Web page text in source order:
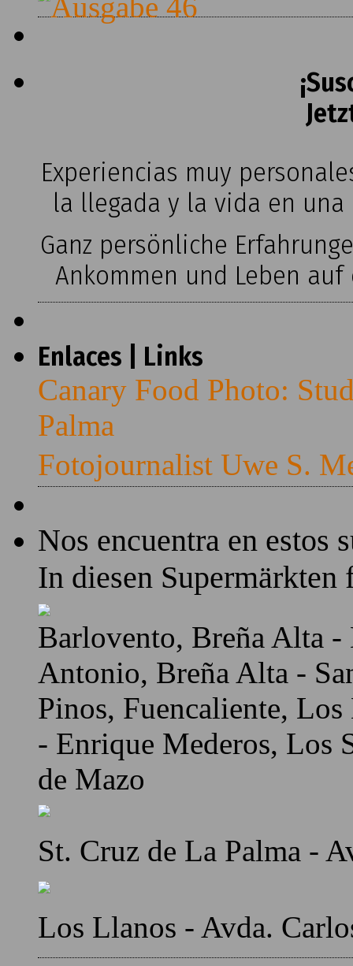
Experiencias muy
la llegada y la vida en
Ganz persönliche
Ankommen und Leben
Enlaces | Links
Canary Food Photo:
Palma
Fotojournalist Uwe S.
Nos encuentra en estos
In diesen Supermärkten
Barlovento, Breña Alta
Antonio, Breña Alta -
Pinos, Fuencaliente,
- Enrique Mederos, Los
de Mazo
St. Cruz de La Palma -
Los Llanos - Avda.